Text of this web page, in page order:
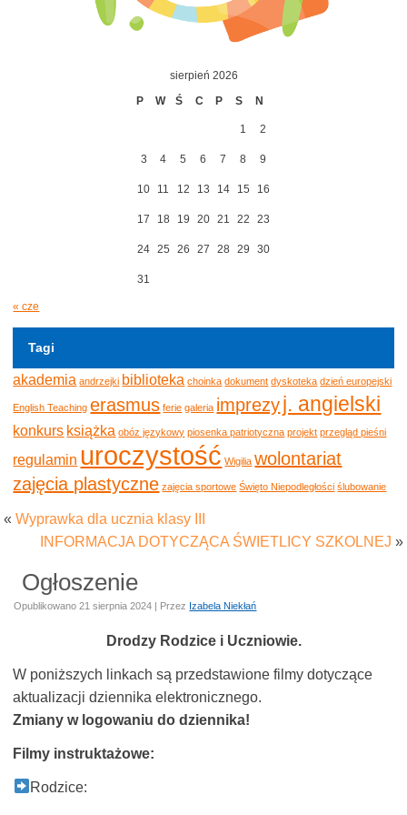
sierpień 2026
P
W Ś C P S N
1 2
3 4 5 6 7 8 9
10 11 12 13 14 15 16
17 18 19 20 21 22 23
24 25 26 27 28 29 30
31
« cze
Tagi
akademia andrzejki biblioteka choinka dokument dyskoteka dzień europejski
English Teaching erasmus ferie galeria imprezyj. angielski
konkurs książka obóz językowy piosenka patriotyczna projekt przegląd pieśni
regulamin uroczystość Wigilia wolontariat
zajęcia plastyczne zajęcia sportowe Święto Niepodległości ślubowanie
«Wyprawka dla ucznia klasy III
INFORMACJA DOTYCZĄCA ŚWIETLICY SZKOLNEJ »
Ogłoszenie
Opublikowano 21 sierpnia 2024 | Przez Izabela Niekłań
Drodzy Rodzice i Uczniowie.
W poniższych linkach są przedstawione filmy dotyczące
aktualizacji dziennika elektronicznego.
Zmiany w logowaniu do dziennika!
Filmy instruktażowe:
Rodzice: